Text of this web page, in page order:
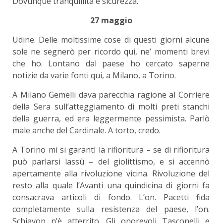
27 maggio
Udine. Delle moltissime cose di questi giorni alcune
sole ne segnerò per ricordo qui, ne’ momenti brevi
che ho. Lontano dal paese ho cercato saperne
notizie da varie fonti qui, a Milano, a Torino.
A Milano Gemelli dava parecchia ragione al Corriere
della Sera sull’atteggiamento di molti preti stanchi
della guerra, ed era leggermente pessimista. Parlò
male anche del Cardinale. A torto, credo.
A Torino mi si garantì la rifioritura – se di rifioritura
può parlarsi lassù – del giolittismo, e si accennò
apertamente alla rivoluzione vicina. Rivoluzione del
resto alla quale l’Avanti una quindicina di giorni fa
consacrava articoli di fondo. L’on. Pacetti fida
completamente sulla resistenza del paese, l’on.